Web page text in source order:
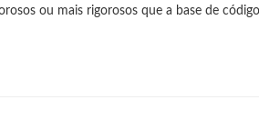
ou mais rigorosos que a base de